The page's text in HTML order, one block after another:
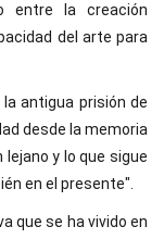
entre la creación
del arte para
antigua prisión de
desde la memoria
y lo que sigue
en el presente".
que se ha vivido en